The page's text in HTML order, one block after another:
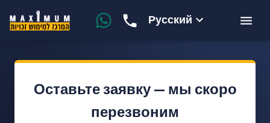
Русский
Оставьте заявку — мы скоро
перезвоним